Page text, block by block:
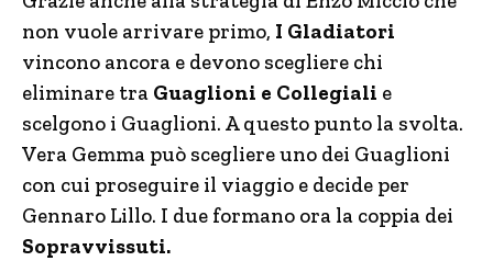
non vuole arrivare primo, I Gladiatori
vincono ancora e devono scegliere chi
eliminare tra Guaglioni e Collegiali e
scelgono i Guaglioni. A questo punto la svolta.
Vera Gemma può scegliere uno dei Guaglioni
con cui proseguire il viaggio e decide per
Gennaro Lillo. I due formano ora la coppia dei
Sopravvissuti.